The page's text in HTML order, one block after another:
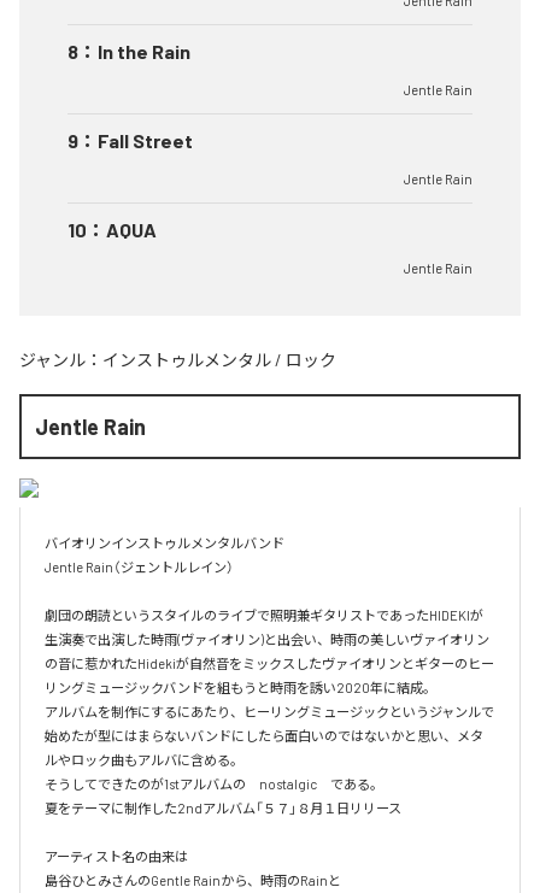
8 ： In the Rain
Jentle Rain
9 ： Fall Street
Jentle Rain
10 ： AQUA
Jentle Rain
ジャンル： インストゥルメンタル / ロック
Jentle Rain
バイオリンインストゥルメンタルバンド
Jentle Rain（ジェントルレイン）
劇団の朗読というスタイルのライブで照明兼ギタリストであったHIDEKIが
生演奏で出演した時雨(ヴァイオリン)と出会い、時雨の美しいヴァイオリン
の音に惹かれたHidekiが自然音をミックスしたヴァイオリンとギターのヒー
リングミュージックバンドを組もうと時雨を誘い2020年に結成。
アルバムを制作にするにあたり、ヒーリングミュージックというジャンルで
始めたが型にはまらないバンドにしたら面白いのではないかと思い、メタ
ルやロック曲もアルバに含める。
そうしてできたのが1stアルバムの　nostalgic　である。
夏をテーマに制作した2ndアルバム「５７」８月１日リリース
アーティスト名の由来は
島谷ひとみさんのGentle Rainから、時雨のRainと